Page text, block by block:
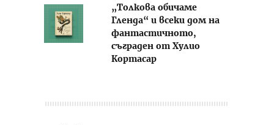
„Толкова обичаме
Гленда“ и всеки дом на
фантастичното,
съграден от Хулио
Кортасар